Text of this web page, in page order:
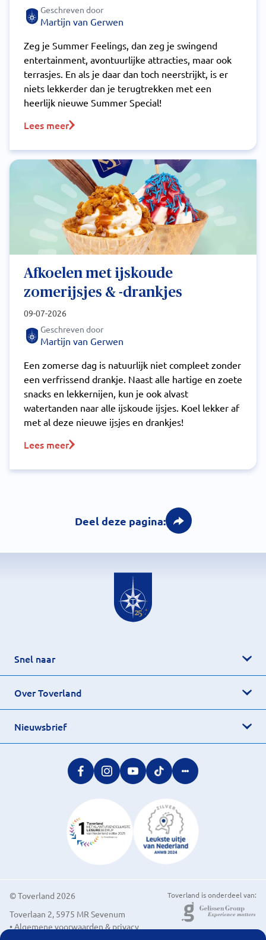
Geschreven door
Martijn van Gerwen
Zeg je Summer Feelings, dan zeg je swingend
entertainment, avontuurlijke attracties, maar ook
terrasjes. En als je daar dan toch neerstrijkt, is er
niets lekkerder dan je terugtrekken met een
heerlijk nieuwe Summer Special!
Lees meer
Afkoelen met ijskoude
zomerijsjes & -drankjes
09-07-2026
Geschreven door
Martijn van Gerwen
Een zomerse dag is natuurlijk niet compleet zonder
een verfrissend drankje. Naast alle hartige en zoete
snacks en lekkernijen, kun je ook alvast
watertanden naar alle ijskoude ijsjes. Koel lekker af
met al deze nieuwe ijsjes en drankjes!
Lees meer
Deel deze pagina:
Snel naar
Over Toverland
Nieuwsbrief
© Toverland 2026
Toverlaan 2, 5975 MR Sevenum
• Algemene voorwaarden & privacy
Toverland is onderdeel van: